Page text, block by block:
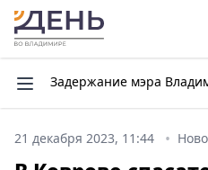
Задержание мэра
21 декабря 2023, 11:44